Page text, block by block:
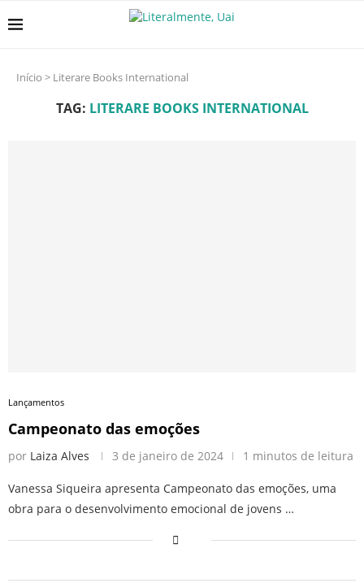
Início > Literare Books International
TAG: LITERARE BOOKS INTERNATIONAL
Lançamentos
Campeonato das emoções
por Laiza Alves 3 de janeiro de 2024 1 minutos de leitura
Vanessa Siqueira apresenta Campeonato das emoções, uma
obra para o desenvolvimento emocional de jovens …